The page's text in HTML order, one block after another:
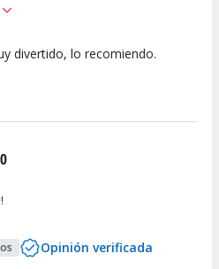
10
divertido, lo recomiendo.
Opinión verificada